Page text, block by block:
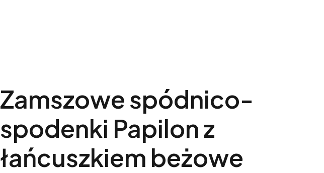
Zamszowe spódnico-
spodenki Papilon z
łańcuszkiem beżowe